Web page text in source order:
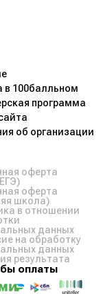
в 100балльном
программа
об организации
оферта
оферта
школа)
в отношении
данных
на обработку
данных
результата
оплаты